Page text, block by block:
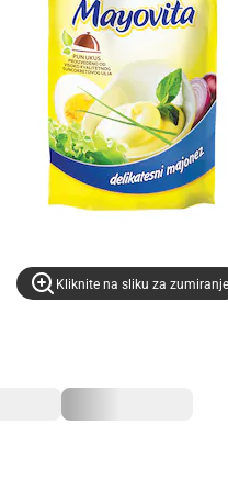
Kliknite na sliku za zumiranje